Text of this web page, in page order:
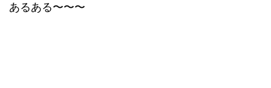
あるある〜〜〜